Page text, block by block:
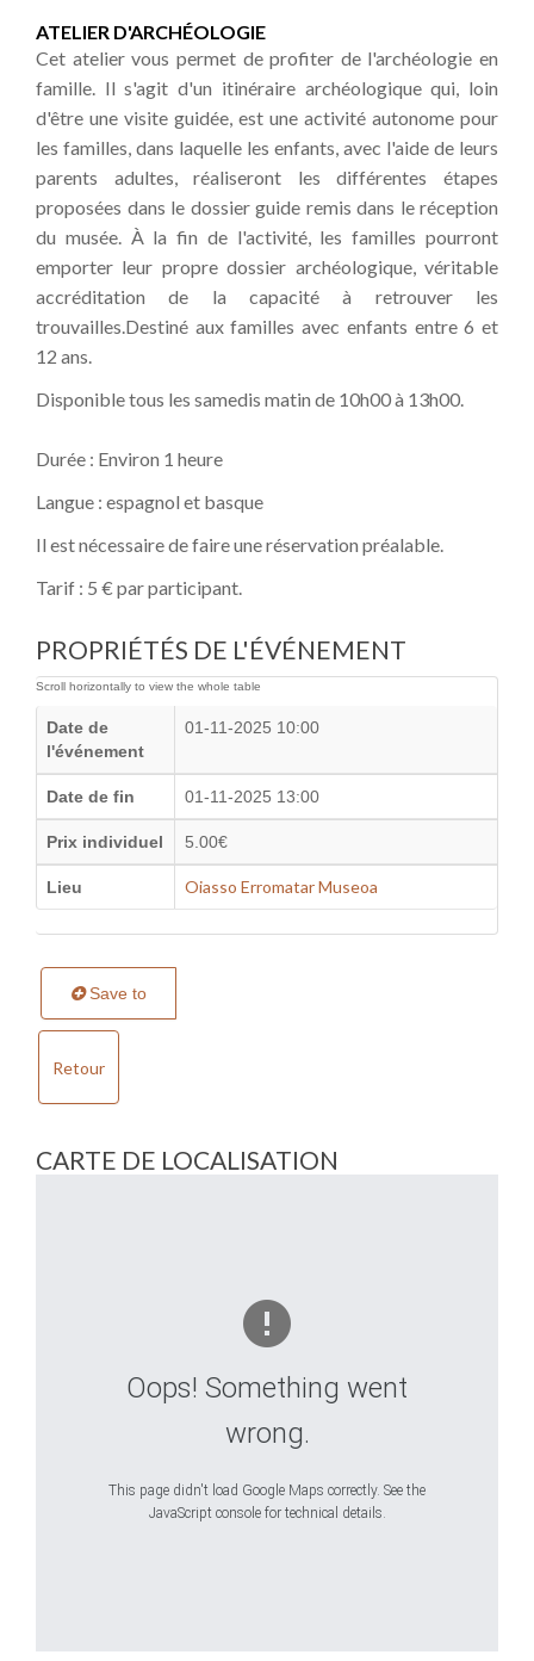
ATELIER D'ARCHÉOLOGIE
Cet atelier vous permet de profiter de l'archéologie en
famille. Il s'agit d'un itinéraire archéologique qui, loin
d'être une visite guidée, est une activité autonome pour
les familles, dans laquelle les enfants, avec l'aide de leurs
parents adultes, réaliseront les différentes étapes
proposées dans le dossier guide remis dans le réception
du musée. À la fin de l'activité, les familles pourront
emporter leur propre dossier archéologique, véritable
accréditation de la capacité à retrouver les
trouvailles.Destiné aux familles avec enfants entre 6 et
12 ans.
Disponible tous les samedis matin de 10h00 à 13h00.
Durée : Environ 1 heure
Langue : espagnol et basque
Il est nécessaire de faire une réservation préalable.
Tarif : 5 € par participant.
PROPRIÉTÉS DE L'ÉVÉNEMENT
Date de
l'événement
01-11-2025 10:00
Date de fin 01-11-2025 13:00
Prix individuel 5.00€
Lieu Oiasso Erromatar Museoa
Save to
Retour
CARTE DE LOCALISATION
Oops! Something went
wrong.
This page didn't load Google Maps correctly. See the
JavaScript console for technical details.